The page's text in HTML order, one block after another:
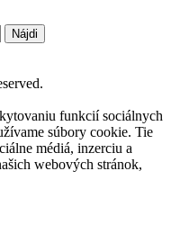
funkcií sociálnych
súbory cookie. Tie
médiá, inzerciu a
webových stránok,